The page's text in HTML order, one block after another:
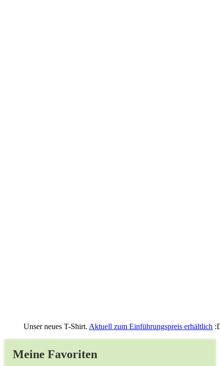
Unser neues T-Shirt. Aktuell zum Einführungspreis erhältlich
Meine Favoriten